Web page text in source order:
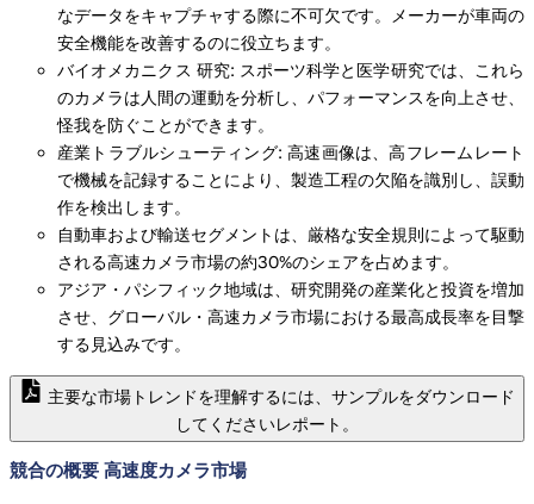
なデータをキャプチャする際に不可欠です。メーカーが車両の
安全機能を改善するのに役立ちます。
バイオメカニクス 研究: スポーツ科学と医学研究では、これら
のカメラは人間の運動を分析し、パフォーマンスを向上させ、
怪我を防ぐことができます。
産業トラブルシューティング: 高速画像は、高フレームレート
で機械を記録することにより、製造工程の欠陥を識別し、誤動
作を検出します。
自動車および輸送セグメントは、厳格な安全規則によって駆動
される高速カメラ市場の約30%のシェアを占めます。
アジア・パシフィック地域は、研究開発の産業化と投資を増加
させ、グローバル・高速カメラ市場における最高成長率を目撃
する見込みです。
主要な市場トレンドを理解するには、サンプルをダウンロード
してくださいレポート。
競合の概要 高速度カメラ市場